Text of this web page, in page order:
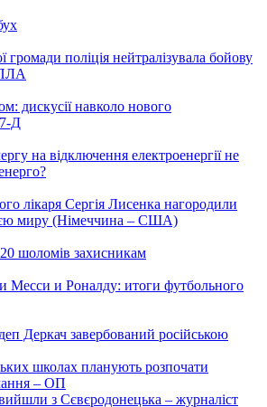
громади поліція нейтралізувала бойову
дискусії навколо нового
Д
на відключення електроенергії не
лікаря Сергія Лисенка нагородили
миру (Німеччина – США)
шоломів захисникам
Месси и Роналду: итоги футбольного
Деркач завербований російською
школах планують розпочати
– ОП
вийшли з Сєвєродонецька – журналіст